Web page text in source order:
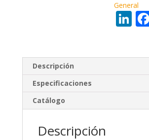
General
Li
dI
n
Descripción
Especificaciones
Catálogo
Descripción